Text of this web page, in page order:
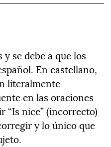
se debe a que los
En castellano,
literalmente
en las oraciones
“Is nice” (incorrecto)
y lo único que